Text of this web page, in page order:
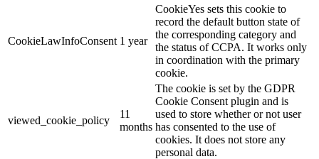
CookieLawInfoConsent 1 year
CookieYes sets this cookie to
record the default button state of
the corresponding category and
the status of CCPA. It works only
in coordination with the primary
cookie.
viewed_cookie_policy
11
months
The cookie is set by the GDPR
Cookie Consent plugin and is
used to store whether or not user
has consented to the use of
cookies. It does not store any
personal data.